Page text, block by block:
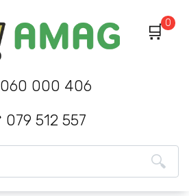
060 000 406
079 512 557
0